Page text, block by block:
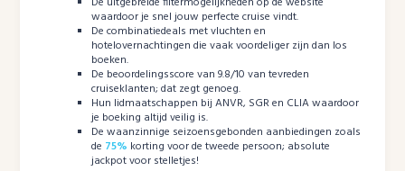
waardoor je snel jouw perfecte cruise vindt.
De combinatiedeals met vluchten en
hotelovernachtingen die vaak voordeliger zijn dan los
boeken.
De beoordelingsscore van 9.8/10 van tevreden
cruiseklanten; dat zegt genoeg.
Hun lidmaatschappen bij ANVR, SGR en CLIA waardoor
je boeking altijd veilig is.
De waanzinnige seizoensgebonden aanbiedingen zoals
de 75% korting voor de tweede persoon; absolute
jackpot voor stelletjes!